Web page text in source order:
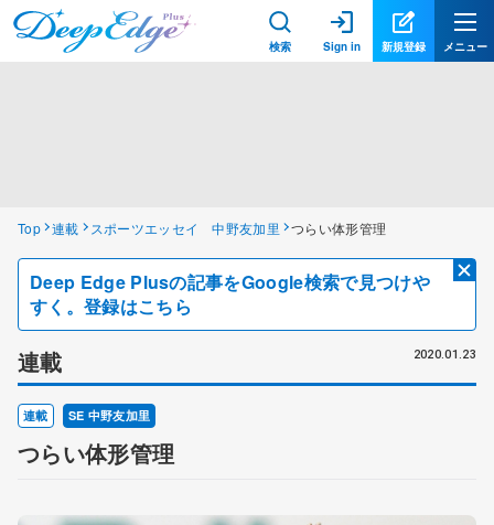
検索 Sign in 新規登録 メニュー
Top 連載 スポーツエッセイ 中野友加里 つらい体形管理
Deep Edge Plusの記事をGoogle検索で見つけや
すく。登録はこちら
連載 2020.01.23
連載 SE 中野友加里
つらい体形管理